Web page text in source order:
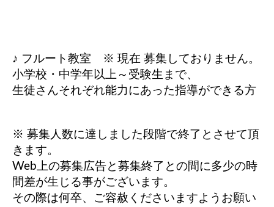
♪ フルート教室 ※ 現在 募集しておりません。
小学校・中学年以上～受験生まで、
生徒さんそれぞれ能力にあった指導ができる方
※ 募集人数に達しました段階で終了とさせて頂
きます。
Web上の募集広告と募集終了との間に多少の時
間差が生じる事がございます。
その際は何卒、ご容赦くださいますようお願い